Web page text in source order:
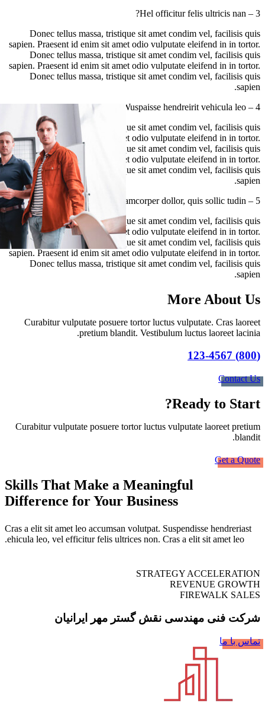
3 – Hel officitur felis ultricis nan?
Donec tellus massa, tristique sit amet condim vel, facilisis quis
sapien. Praesent id enim sit amet odio vulputate eleifend in in tortor.
Donec tellus massa, tristique sit amet condim vel, facilisis quis
sapien. Praesent id enim sit amet odio vulputate eleifend in in tortor.
Donec tellus massa, tristique sit amet condim vel, facilisis quis
sapien.
4 – Wuspaisse hendreirit vehicula leo?
Donec tellus massa, tristique sit amet condim vel, facilisis quis
sapien. Praesent id enim sit amet odio vulputate eleifend in in tortor.
Donec tellus massa, tristique sit amet condim vel, facilisis quis
sapien. Praesent id enim sit amet odio vulputate eleifend in in tortor.
Donec tellus massa, tristique sit amet condim vel, facilisis quis
sapien.
5 – Lintegers aliquet ullamcorper dollor, quis sollic tudin?
Donec tellus massa, tristique sit amet condim vel, facilisis quis
sapien. Praesent id enim sit amet odio vulputate eleifend in in tortor.
Donec tellus massa, tristique sit amet condim vel, facilisis quis
sapien. Praesent id enim sit amet odio vulputate eleifend in in tortor.
Donec tellus massa, tristique sit amet condim vel, facilisis quis
sapien.
More About Us
Curabitur vulputate posuere tortor luctus vulputate. Cras laoreet
pretium blandit. Vestibulum luctus laoreet lacinia.
(800) 123-4567
Contact Us
Ready to Start?
Curabitur vulputate posuere tortor luctus vulputate laoreet pretium
blandit.
Get a Quote
Skills That Make a Meaningful
Difference for Your Business
Cras a elit sit amet leo accumsan volutpat. Suspendisse hendreriast
ehicula leo, vel efficitur felis ultrices non. Cras a elit sit amet leo.
STRATEGY ACCELERATION
REVENUE GROWTH
FIREWALK SALES
شرکت فنی مهندسی نقش گستر مهر ایرانیان
تماس با ما